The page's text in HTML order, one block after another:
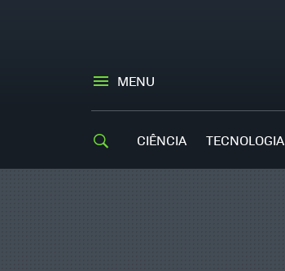
MENU
CIÊNCIA TECNOLOGIA